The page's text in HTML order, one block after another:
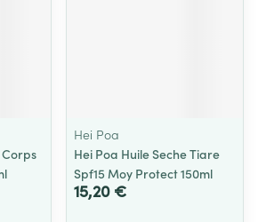
Corps
Hei Poa
Hei Poa Huile Seche Tiare
Spf15 Moy Protect 150ml
15,20 €